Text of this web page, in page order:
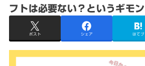
フトは必要ない？というギモン
ポスト シェア はてブ